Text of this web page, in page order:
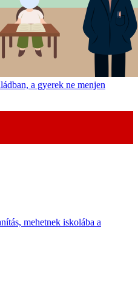
a gyerek ne menjen
mehetnek iskolába a